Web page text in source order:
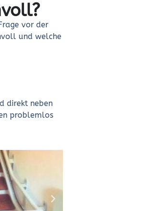
vor der
und welche
direkt neben
problemlos